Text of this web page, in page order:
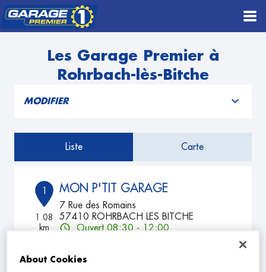
Les Garage Premier à
Rohrbach-lès-Bitche
MODIFIER
Liste Carte
1
1.08
km
MON P'TIT GARAGE
7 Rue des Romains
57410 ROHRBACH LES BITCHE
Ouvert 08:30 - 12:00
About Cookies